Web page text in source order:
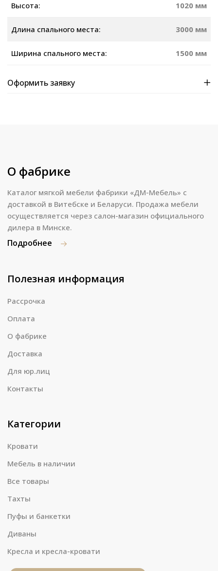
Высота: 1020 мм
Длина спального места: 3000 мм
Ширина спального места: 1500 мм
Оформить заявку
О фабрике
Каталог мягкой мебели фабрики «ДМ-Мебель» с
доставкой в Витебске и Беларуси. Продажа мебели
осуществляется через салон-магазин официального
дилера в Минске.
Подробнее
Полезная информация
Рассрочка
Оплата
О фабрике
Доставка
Для юр.лиц
Контакты
Категории
Кровати
Мебель в наличии
Все товары
Тахты
Пуфы и банкетки
Диваны
Кресла и кресла-кровати